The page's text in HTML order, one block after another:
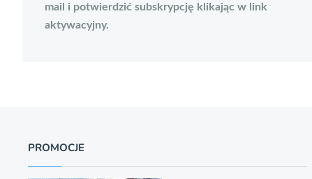
mail i potwierdzić subskrypcję klikając w link
aktywacyjny.
PROMOCJE